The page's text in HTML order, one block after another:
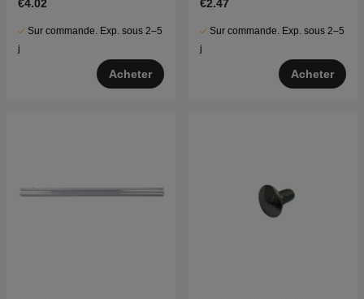
€4.02
Sur commande. Exp. sous 2–5
j
Acheter
€2.47
Sur commande. Exp. sous 2–5
j
Acheter